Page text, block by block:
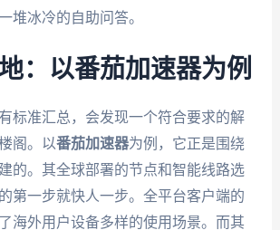
堆冰冷的自助问答。
：以番茄加速器为例
标准汇总，会发现一个符合要求的解
阁。以番茄加速器为例，它正是围绕
的。其全球部署的节点和智能线路选
第一步就快人一步。全平台客户端的
海外用户设备多样的使用场景。而其